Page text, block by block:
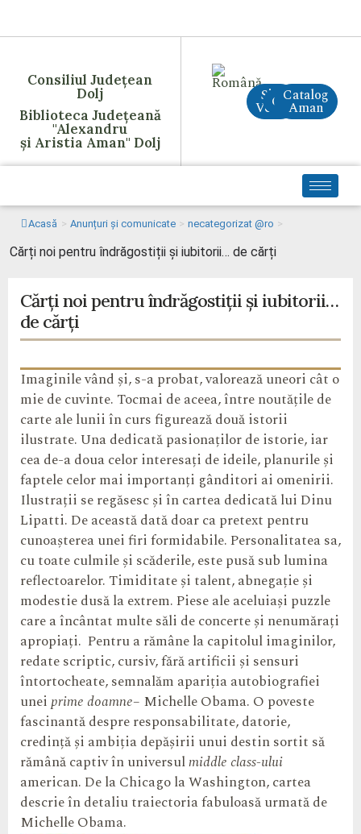
Consiliul Județean
Dolj
Biblioteca Județeană
"Alexandru
și Aristia Aman" Dolj
Site
VechiCreAI
Catalog
Aman
Acasă > Anunțuri și comunicate > necategorizat @ro >
Cărți noi pentru îndrăgostiții și iubitorii… de cărți
Cărți noi pentru îndrăgostiții și iubitorii…
de cărți
Imaginile vând și, s-a probat, valorează uneori cât o
mie de cuvinte. Tocmai de aceea, între noutățile de
carte ale lunii în curs figurează două istorii
ilustrate. Una dedicată pasionaților de istorie, iar
cea de-a doua celor interesați de ideile, planurile și
faptele celor mai importanți gânditori ai omenirii.
Ilustrații se regăsesc și în cartea dedicată lui Dinu
Lipatti. De această dată doar ca pretext pentru
cunoașterea unei firi formidabile. Personalitatea sa,
cu toate culmile și scăderile, este pusă sub lumina
reflectoarelor. Timiditate și talent, abnegație și
modestie dusă la extrem. Piese ale aceluiași puzzle
care a încântat multe săli de concerte și nenumărați
apropiați. Pentru a rămâne la capitolul imaginilor,
redate scriptic, cursiv, fără artificii și sensuri
întortocheate, semnalăm apariția autobiografiei
uneiprime doamne– Michelle Obama. O poveste
fascinantă despre responsabilitate, datorie,
credință și ambiția depășirii unui destin sortit să
rămână captiv în universulmiddle class-ului
american. De la Chicago la Washington, cartea
descrie în detaliu traiectoria fabuloasă urmată de
Michelle Obama.